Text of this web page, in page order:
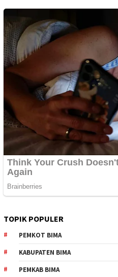
TOPIK POPULER
PEMKOT BIMA
KABUPATEN BIMA
PEMKAB BIMA